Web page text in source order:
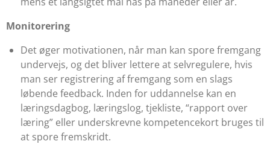
Monitorering
Det øger motivationen, når man kan spore fremgang
undervejs, og det bliver lettere at selvregulere, hvis
man ser registrering af fremgang som en slags
løbende feedback. Inden for uddannelse kan en
læringsdagbog, læringslog, tjekliste, “rapport over
læring” eller underskrevne kompetencekort bruges til
at spore fremskridt.